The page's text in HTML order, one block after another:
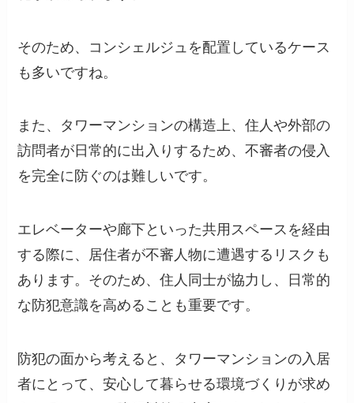
そのため、コンシェルジュを配置しているケース
も多いですね。
また、タワーマンションの構造上、住人や外部の
訪問者が日常的に出入りするため、不審者の侵入
を完全に防ぐのは難しいです。
エレベーターや廊下といった共用スペースを経由
する際に、居住者が不審人物に遭遇するリスクも
あります。そのため、住人同士が協力し、日常的
な防犯意識を高めることも重要です。
防犯の面から考えると、タワーマンションの入居
者にとって、安心して暮らせる環境づくりが求め